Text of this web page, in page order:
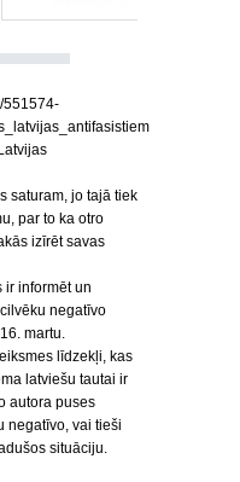
551574-
saturam, jo tajā tiek
par to ka otro
izīrēt savas
ir informēt un
negatīvo
martu.
līdzekļi, kas
latviešu tautai ir
autora puses
negatīvo, vai tieši
situāciju.